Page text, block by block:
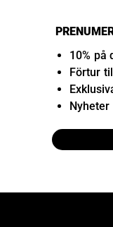
10% på
Förtur